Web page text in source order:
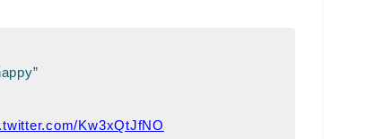
Kw3xQtJfNO